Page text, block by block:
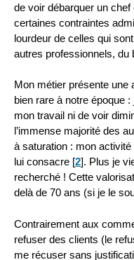
de voir débarquer un
certaines contraintes
lourdeur de celles qui
autres professionnels, du
Mon métier présente une
bien rare à notre époque
mon travail ni de voir
l’immense majorité des
à saturation : mon activité
lui consacre [2]. Plus je
recherché ! Cette
delà de 70 ans (si je le
Contrairement aux
refuser des clients (le
me récuser sans